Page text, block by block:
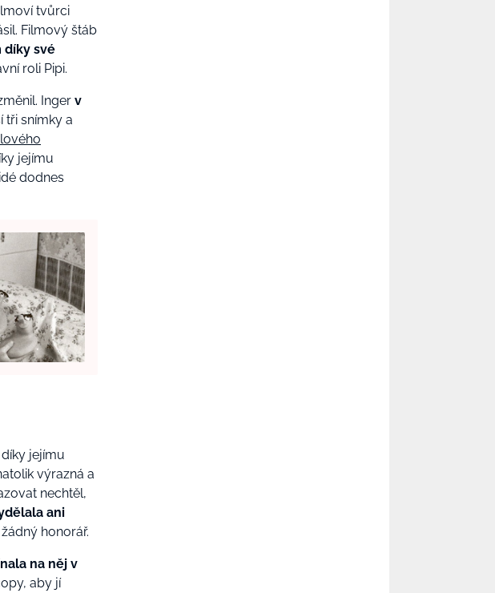
tvůrci
Filmový štáb
díky své
roli Pipi.
Inger v
tři snímky a
jejímu
dodnes
jejímu
výrazná a
nechtěl,
ani
honorář.
na něj v
aby jí